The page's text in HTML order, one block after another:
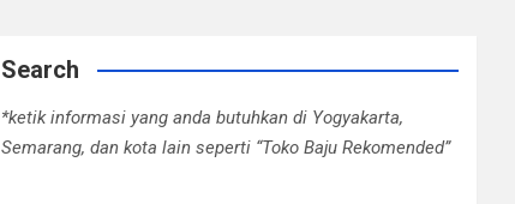
Search
*ketik informasi yang anda butuhkan di Yogyakarta,
Semarang, dan kota lain seperti “Toko Baju Rekomended”